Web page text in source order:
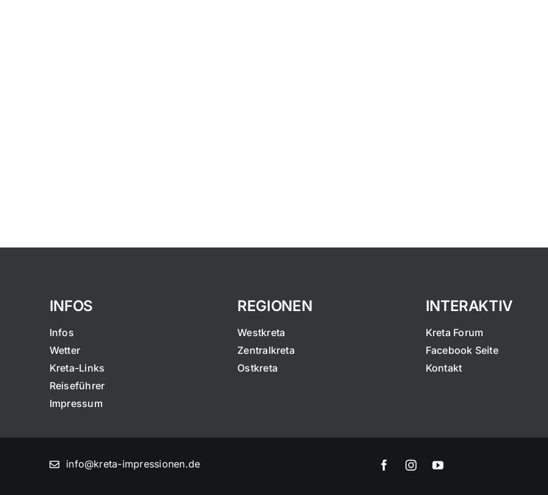
INFOS
Infos
Wetter
Kreta-Links
Reiseführer
Impressum
REGIONEN
Westkreta
Zentralkreta
Ostkreta
INTERAKTIV
Kreta Forum
Facebook Seite
Kontakt
info@kreta-impressionen.de